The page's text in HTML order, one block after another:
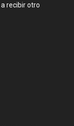
recibir otro